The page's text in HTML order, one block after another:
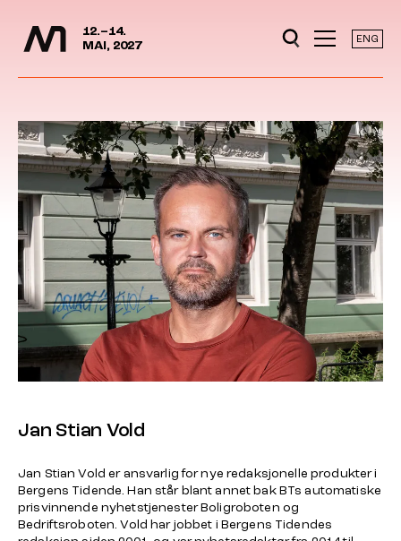
Hopp til hovedinnhold
12.–14.
MAI, 2027
ENG
Jan Stian Vold
Jan Stian Vold er ansvarlig for nye redaksjonelle produkter i
Bergens Tidende. Han står blant annet bak BTs automatiske
prisvinnende nyhetstjenester Boligroboten og
Bedriftsroboten. Vold har jobbet i Bergens Tidendes